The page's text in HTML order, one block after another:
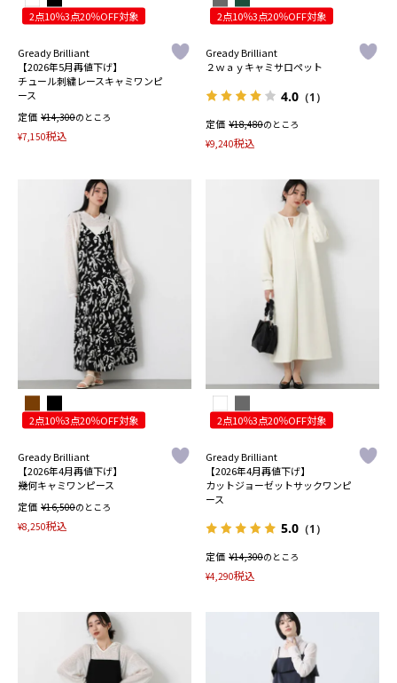
2点10％3点20％OFF対象
Gready Brilliant
【2026年5月再値下げ】
チュール刺繍レースキャミワンピ
ース
定価 ¥14,300のところ
¥7,150税込
2点10％3点20％OFF対象
Gready Brilliant
２ｗａｙキャミサロペット
4.0 （1）
定価 ¥18,480のところ
¥9,240税込
2点10％3点20％OFF対象
Gready Brilliant
【2026年4月再値下げ】
幾何キャミワンピース
定価 ¥16,500のところ
¥8,250税込
2点10％3点20％OFF対象
Gready Brilliant
【2026年4月再値下げ】
カットジョーゼットサックワンピ
ース
5.0 （1）
定価 ¥14,300のところ
¥4,290税込